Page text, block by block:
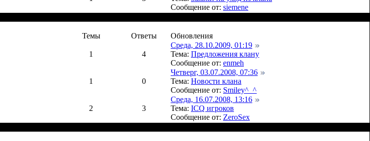
Сообщение от: siemene
Темы Ответы Обновления
1 4
Среда, 28.10.2009, 01:19
Тема: Предложения клану
Сообщение от: enmeh
1 0
Четверг, 03.07.2008, 07:36
Тема: Новости клана
Сообщение от: Smiley^_^
2 3
Среда, 16.07.2008, 13:16
Тема: ICQ игроков
Сообщение от: ZeroSex